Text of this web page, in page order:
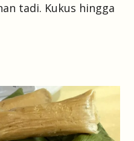
tadi. Kukus hingga